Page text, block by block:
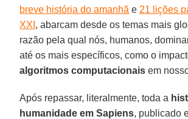
breve história do amanhã e 21 lições
XXI , abarcam desde os temas mais
razão pela qual nós, humanos,
até os mais específicos, como o
algoritmos computacionais em
Após repassar, literalmente, toda a
humanidade em Sapiens, publicado